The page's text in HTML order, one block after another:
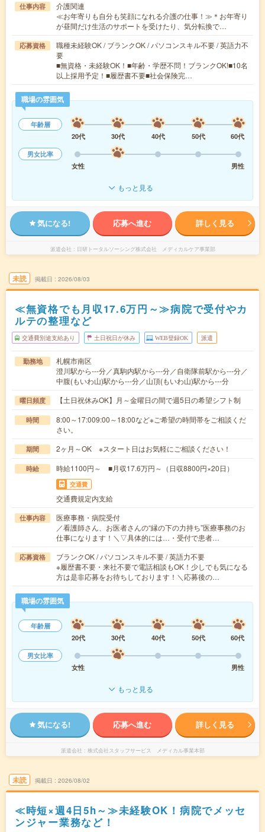
仕事内容
介護関連
≪お年寄りも自分も笑顔になれる介護の仕事！≫＊お年寄り
が昼間だけ生活のサポートを受けたり、気分転換で…
応募資格
職種未経験OK / ブランクOK / パソコンスキル不要 / 英語力不
要
■無資格・未経験OK！■年齢・学歴不問！ブランクOK!■10名
以上採用予定！■履歴書不要■社会保険完…
職場の雰囲気
年齢層
20代
30代 40代 50代
60代
男女比率
女性
男性
もっと見る
気になる! 応募へ進む 詳しく見る
派遣会社 日研トータルソーシング株式会社 メディカルケア事業部
未読 掲載日 2026/08/03
≪無資格でも月収17.6万円～≫病院で受付やカ
ルテの整理など
交通費別途支給あり 土日祝日が休み WEB登録OK 派遣
勤務地
札幌市南区
澄川駅から---分／真駒内駅から---分／自衛隊前駅から---分／
中腹(もいわ山)駅から---分／山頂(もいわ山)駅から---分
曜日頻度 【土日祝休みOK】月～金曜日の間で週5日の希望シフト制
時間
8:00～17:009:00～18:00など※ご希望の時間帯をご相談くだ
さい。
期間 2ヶ月～OK ※スタート日はお気軽にご相談ください！
時給 時給1100円～ ■月収17.6万円～（日収8800円×20日）
交通費
交通費規定内支給
仕事内容
医療事務・病院受付
／看護師さん、お医者さんの“縁の下の力持ち”医療事務のお
仕事になります！＼▽具体的には…・受付で患者…
応募資格
ブランクOK / パソコンスキル不要 / 英語力不要
※履歴書不要・来社不要で電話相談もOK！少しでも気になる
方は是非応募をお待ちしております！＼応募後の…
職場の雰囲気
年齢層
20代
30代 40代 50代
60代
男女比率
女性
男性
もっと見る
気になる! 応募へ進む 詳しく見る
派遣会社 株式会社スタッフサービス メディカル事業本部
未読 掲載日 2026/08/02
≪時短×週4日5h～≫未経験OK！病院でメッセ
ンジャー業務など！